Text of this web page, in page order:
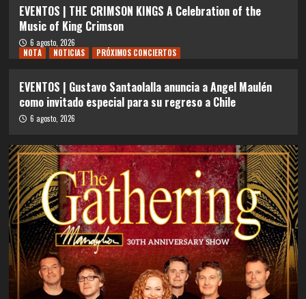
EVENTOS | THE CRIMSON KINGS A Celebration of the
Music of King Crimson
6 agosto, 2026
NOTA
NOTICIAS PRÓXIMOS CONCIERTOS
EVENTOS | Gustavo Santaolalla anuncia a Angel Maulén
como invitado especial para su regreso a Chile
6 agosto, 2026